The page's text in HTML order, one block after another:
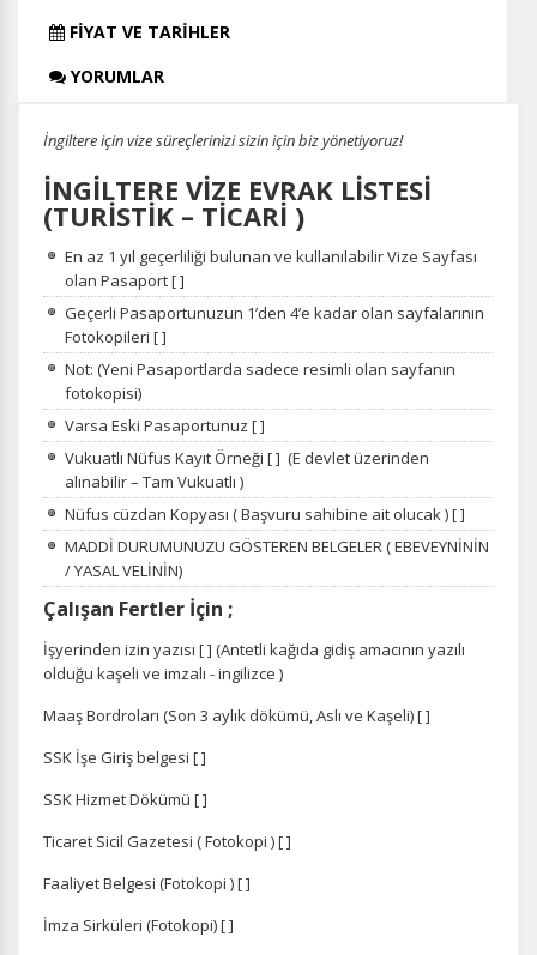
FİYAT VE TARİHLER
YORUMLAR
İngiltere için vize süreçlerinizi sizin için biz yönetiyoruz!
İNGİLTERE VİZE EVRAK LİSTESİ
(TURİSTİK – TİCARİ )
En az 1 yıl geçerliliği bulunan ve kullanılabilir Vize Sayfası
olan Pasaport [ ]
Geçerli Pasaportunuzun 1’den 4’e kadar olan sayfalarının
Fotokopileri [ ]
Not: (Yeni Pasaportlarda sadece resimli olan sayfanın
fotokopisi)
Varsa Eski Pasaportunuz [ ]
Vukuatlı Nüfus Kayıt Örneği [ ] (E devlet üzerinden
alınabilir – Tam Vukuatlı )
Nüfus cüzdan Kopyası ( Başvuru sahibine ait olucak ) [ ]
MADDİ DURUMUNUZU GÖSTEREN BELGELER ( EBEVEYNİNİN
/ YASALVELİNİN)
Çalışan Fertler İçin ;
İşyerinden izin yazısı [ ] (Antetli kağıda gidiş amacının yazılı
olduğu kaşeli ve imzalı - ingilizce )
Maaş Bordroları (Son 3 aylık dökümü, Aslı ve Kaşeli) [ ]
SSK İşe Giriş belgesi [ ]
SSK Hizmet Dökümü [ ]
Ticaret Sicil Gazetesi ( Fotokopi ) [ ]
Faaliyet Belgesi (Fotokopi ) [ ]
İmza Sirküleri (Fotokopi) [ ]